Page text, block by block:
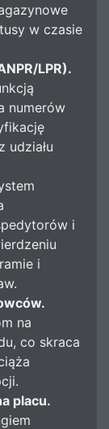
w czasie
LPR).
numerów
udziału
i
i
na
co skraca
placu.